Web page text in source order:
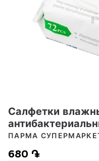
Салфетки
680 ֏
ПАРМА